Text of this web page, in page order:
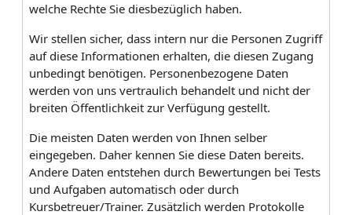
welche Rechte Sie diesbezüglich haben.
Wir stellen sicher, dass intern nur die Personen Zugriff
auf diese Informationen erhalten, die diesen Zugang
unbedingt benötigen. Personenbezogene Daten
werden von uns vertraulich behandelt und nicht der
breiten Öffentlichkeit zur Verfügung gestellt.
Die meisten Daten werden von Ihnen selber
eingegeben. Daher kennen Sie diese Daten bereits.
Andere Daten entstehen durch Bewertungen bei Tests
und Aufgaben automatisch oder durch
Kursbetreuer/Trainer. Zusätzlich werden Protokolle